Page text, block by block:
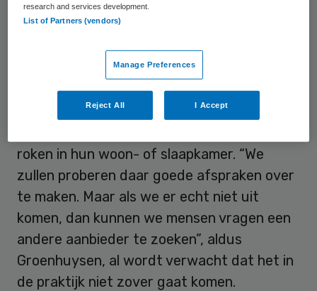
Roosendaal, Halderberge en Rucphen, is
rookvrije werkplek verdienen – ook bij
cliënten thuis,zegt een woordvoerder
tegen dagblad BN de Stem
roken in hun woon- of slaapkamer. “We
zullen proberen daar goede afspraken over
te maken. Maar als we er echt niet uit
komen, dan kunnen we mensen vragen een
andere aanbieder te zoeken”, aldus
Groenhuysen, al wordt verwacht dat het in
de praktijk niet zover gaat komen.
research and services development.
List of Partners (vendors)
Manage Preferences
Reject All I Accept